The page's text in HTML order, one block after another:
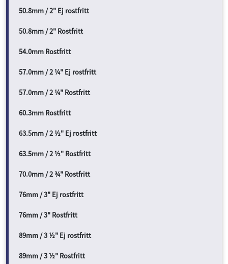
50.8mm / 2" Ej rostfritt
50.8mm / 2" Rostfritt
54.0mm Rostfritt
57.0mm / 2 ¼" Ej rostfritt
57.0mm / 2 ¼" Rostfritt
60.3mm Rostfritt
63.5mm / 2 ½" Ej rostfritt
63.5mm / 2 ½" Rostfritt
70.0mm / 2 ¾" Rostfritt
76mm / 3" Ej rostfritt
76mm / 3" Rostfritt
89mm / 3 ½" Ej rostfritt
89mm / 3 ½" Rostfritt